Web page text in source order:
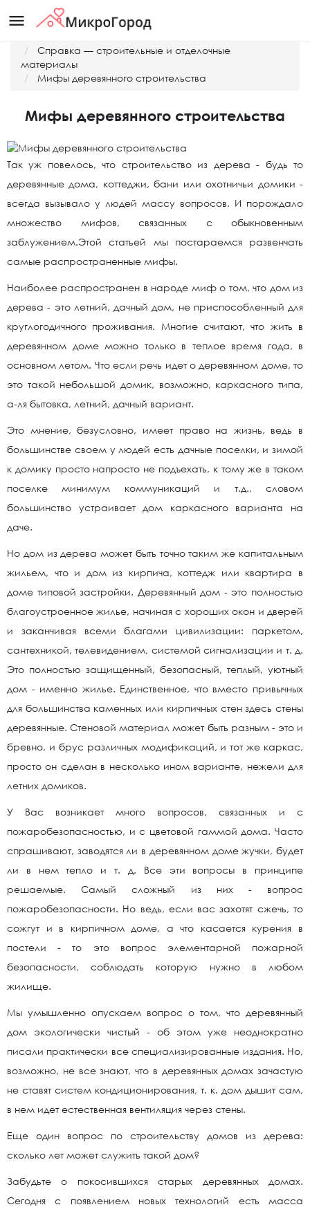
menu
Справка — строительные и отделочные
материалы
Мифы деревянного строительства
Мифы деревянного строительства
Так уж повелось, что строительство из дерева - будь то
деревянные дома, коттеджи, бани или охотничьи домики -
всегда вызывало у людей массу вопросов. И порождало
множество мифов, связанных с обыкновенным
заблужением.Этой статьей мы постараемся развенчать
самые распространенные мифы.
Наиболее распространен в народе миф о том, что дом из
дерева - это летний, дачный дом, не приспособленный для
круглогодичного проживания. Многие считают, что жить в
деревянном доме можно только в теплое время года, в
основном летом. Что если речь идет о деревянном доме, то
это такой небольшой домик, возможно, каркасного типа,
а-ля бытовка, летний, дачный вариант.
Это мнение, безусловно, имеет право на жизнь, ведь в
большинстве своем у людей есть дачные поселки, и зимой
к домику просто напросто не подъехать, к тому же в таком
поселке минимум коммуникаций и т.д., словом
большинство устраивает дом каркасного варианта на
даче.
Но дом из дерева может быть точно таким же капитальным
жильем, что и дом из кирпича, коттедж или квартира в
доме типовой застройки. Деревянный дом - это полностью
благоустроенное жилье, начиная с хороших окон и дверей
и заканчивая всеми благами цивилизации: паркетом,
сантехникой, телевидением, системой сигнализации и т. д.
Это полностью защищенный, безопасный, теплый, уютный
дом - именно жилье. Единственное, что вместо привычных
для большинства каменных или кирпичных стен здесь стены
деревянные. Стеновой материал может быть разным - это и
бревно, и брус различных модификаций, и тот же каркас,
просто он сделан в несколько ином варианте, нежели для
летних домиков.
У Вас возникает много вопросов, связанных и с
пожаробезопасностью, и с цветовой гаммой дома. Часто
спрашивают, заводятся ли в деревянном доме жучки, будет
ли в нем тепло и т. д. Все эти вопросы в принципе
решаемые. Самый сложный из них - вопрос
пожаробезопасности. Но ведь, если вас захотят сжечь, то
сожгут и в кирпичном доме, а что касается курения в
постели - то это вопрос элементарной пожарной
безопасности, соблюдать которую нужно в любом
жилище.
Мы умышленно опускаем вопрос о том, что деревянный
дом экологически чистый - об этом уже неоднократно
писали практически все специализированные издания. Но,
возможно, не все знают, что в деревянных домах зачастую
не ставят систем кондиционирования, т. к. дом дышит сам,
в нем идет естественная вентиляция через стены.
Еще один вопрос по строительству домов из дерева:
сколько лет может служить такой дом?
Забудьте о покосившихся старых деревянных домах.
Сегодня с появлением новых технологий есть масса